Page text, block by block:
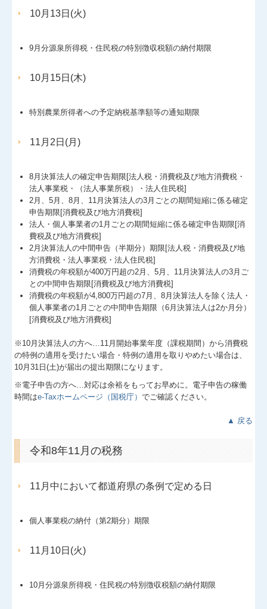
10月13日(火)
9月分源泉所得税・住民税の特別徴収税額の納付期限
10月15日(木)
特別農業所得者への予定納税基準額等の通知期限
11月2日(月)
8月決算法人の確定申告期限[法人税・消費税及び地方消費税・
法人事業税・（法人事業所税）・法人住民税]
2月、5月、8月、11月決算法人の3月ごとの期間短縮に係る確定
申告期限[消費税及び地方消費税]
法人・個人事業者の1月ごとの期間短縮に係る確定申告期限[消
費税及び地方消費税]
2月決算法人の中間申告（半期分）期限[法人税・消費税及び地
方消費税・法人事業税・法人住民税]
消費税の年税額が400万円超の2月、5月、11月決算法人の3月ご
との中間申告期限[消費税及び地方消費税]
消費税の年税額が4,800万円超の7月、8月決算法人を除く法人・
個人事業者の1月ごとの中間申告期限（6月決算法人は2か月分）
[消費税及び地方消費税]
※10月決算法人の方へ…11月開始事業年度（課税期間）から消費税
の特例の適用を受けたい場合・特例の適用を取りやめたい場合は、
10月31日(土)が届出の提出期限になります。
※電子申告の方へ…対応は余裕をもってお早めに。電子申告の稼働
時間はe-Taxホームページ（国税庁）でご確認ください。
▲ 戻る
令和8年11月の税務
11月中において都道府県の条例で定める日
個人事業税の納付（第2期分）期限
11月10日(火)
10月分源泉所得税・住民税の特別徴収税額の納付期限